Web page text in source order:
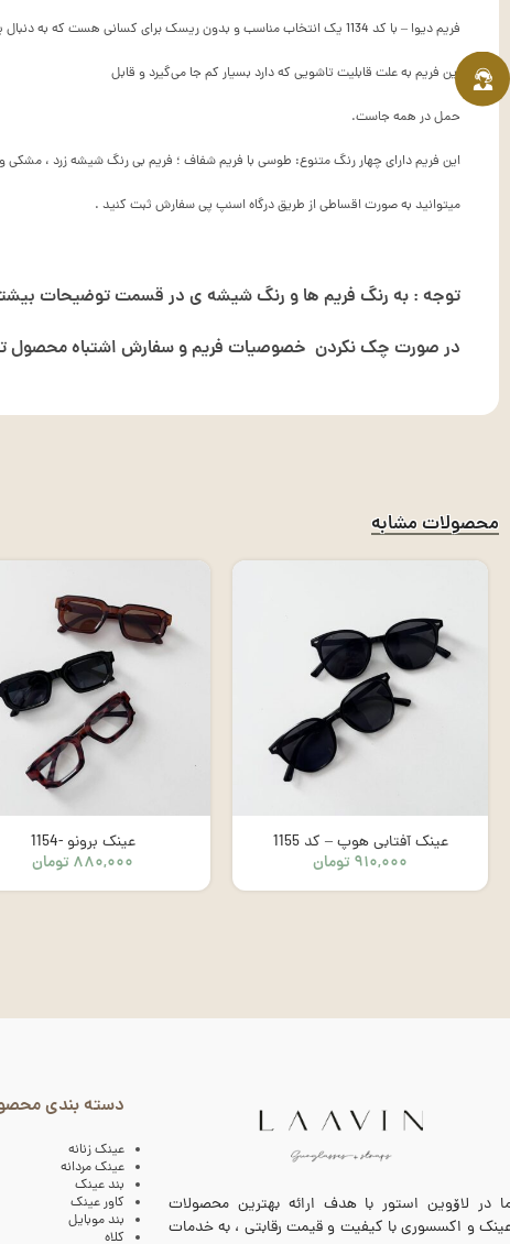
فریم دیوا – با کد 1134 یک انتخاب مناسب و بدون ریسک برای کسانی هست که به دنبال یک فریم روزانه برای کارهای روزمره هستند .
این فریم به علت قابلیت تاشویی که دارد بسیار کم جا می‌گیرد و قابل
حمل در همه جاست.
این فریم دارای چهار رنگ متنوع: طوسی با فریم شفاف ؛ فریم بی رنگ شیشه زرد ، مشکی
میتوانید به صورت اقساطی از طریق درگاه اسنپ پی سفارش ثبت کنید .
توجه : به رنگ فریم ها و رنگ شیشه ی در قسمت توضیحات
در صورت چک نکردن خصوصیات فریم و سفارش اشتباه محصول
محصولات مشابه
عینک آفتابی هوپ – کد 1155
۹۱۰,۰۰۰ تومان
عینک برونو -1154
۸۸۰,۰۰۰ تومان
در لاۆوین استور با هدف ارائه بهترین محصولات
و اکسسوری با کیفیت و قیمت رقابتی ، به خدمات
دسته بندی
عینک زنانه
عینک مردانه
بند عینک
کاور عینک
بند موبایل
کلاه